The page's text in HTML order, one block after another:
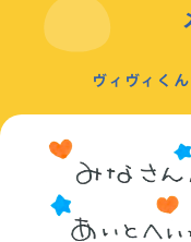
ヴィヴィく